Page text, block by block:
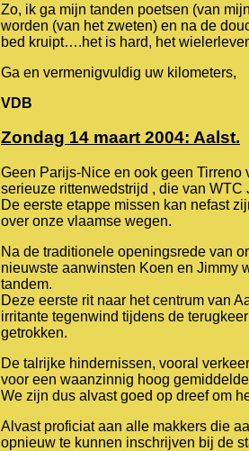
Zo, ik ga mijn tanden poetsen (van
worden (van het zweten) en na de
bed kruipt….het is hard, het
Ga en vermenigvuldig uw kilometers,
VDB
Zondag 14 maart 2004: Aalst.
Geen Parijs-Nice en ook geen
serieuze rittenwedstrijd , die van WTC
De eerste etappe missen kan nefast
over onze vlaamse wegen.
Na de traditionele openingsrede van
nieuwste aanwinsten Koen en Jimmy
tandem.
Deze eerste rit naar het centrum van
irritante tegenwind tijdens de
getrokken.
De talrijke hindernissen, vooral
voor een waanzinnig hoog
We zijn dus alvast goed op dreef om
Alvast proficiat aan alle makkers die
opnieuw te kunnen inschrijven bij de